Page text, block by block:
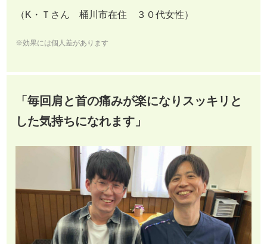
（K・Ｔさん 桶川市在住 ３０代女性）
※効果には個人差があります
「毎回肩と首の痛みが楽になりスッキリと
した気持ちになれます」